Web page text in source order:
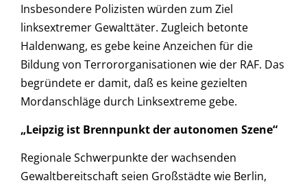
Insbesondere Polizisten würden zum Ziel
linksextremer Gewalttäter. Zugleich betonte
Haldenwang, es gebe keine Anzeichen für die
Bildung von Terrororganisationen wie der RAF. Das
begründete er damit, daß es keine gezielten
Mordanschläge durch Linksextreme gebe.
„Leipzig ist Brennpunkt der autonomen Szene“
Regionale Schwerpunkte der wachsenden
Gewaltbereitschaft seien Großstädte wie Berlin,